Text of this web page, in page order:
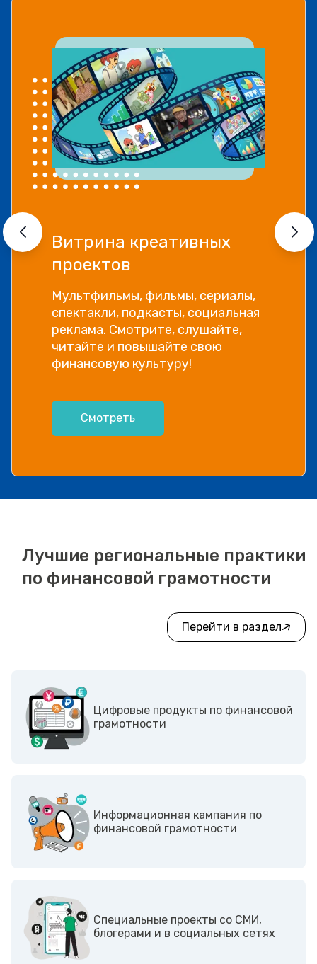
Витрина креативных
проектов
Мультфильмы, фильмы, сериалы,
спектакли, подкасты, социальная
реклама. Смотрите, слушайте,
читайте и повышайте свою
финансовую культуру!
Смотреть
Лучшие региональные практики
по финансовой грамотности
Перейти в раздел
Цифровые продукты по финансовой
грамотности
Информационная кампания по
финансовой грамотности
Cпециальные проекты со СМИ,
блогерами и в социальных сетях